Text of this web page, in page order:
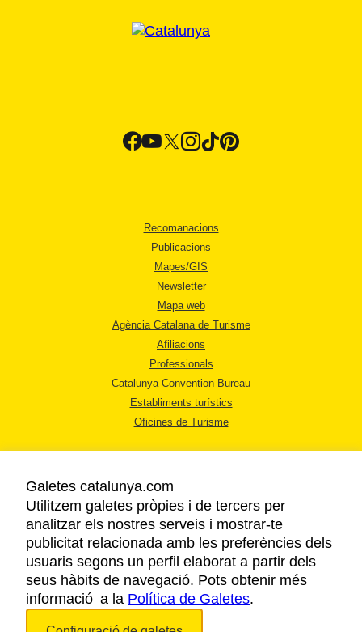
Recomanacions
Publicacions
Mapes/GIS
Newsletter
Mapa web
Agència Catalana de Turisme
Afiliacions
Professionals
Catalunya Convention Bureau
Establiments turístics
Oficines de Turisme
AVÍS LEGAL
POLÍTICA DE PRIVACITAT
COOKIES
ACCESSIBILITAT
Galetes catalunya.com
Utilitzem galetes pròpies i de tercers per
analitzar els nostres serveis i mostrar-te
publicitat relacionada amb les preferències dels
usuaris segons un perfil elaborat a partir dels
seus hàbits de navegació. Pots obtenir més
informació a la Política de Galetes.